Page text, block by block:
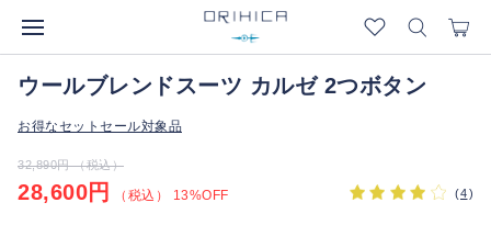
ウールブレンドスーツ カルゼ 2つボタン
お得なセットセール対象品
32,890円 （税込）
28,600円 （税込） 13%OFF (4)